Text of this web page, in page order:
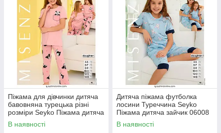
Піжама для дівчинки дитяча
бавовняна турецька різні
розміри Seyko Піжама дитяча
для дівчаток 7060 К
В наявності
Дитяча піжама футболка
лосини Туреччина Seyko
Піжама дитяча зайчик 06008
К
В наявності